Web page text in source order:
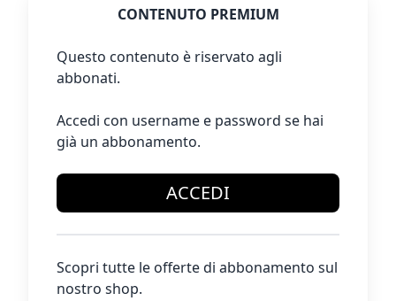
CONTENUTO PREMIUM
Questo contenuto è riservato agli
abbonati.
Accedi con username e password se hai
già un abbonamento.
ACCEDI
Scopri tutte le offerte di abbonamento sul
nostro shop.